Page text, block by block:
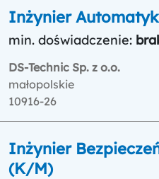
Inżynier
min. doświadczenie:
DS-Technic Sp. z o.o.
małopolskie
10916-26
Inżynier
(K/M)